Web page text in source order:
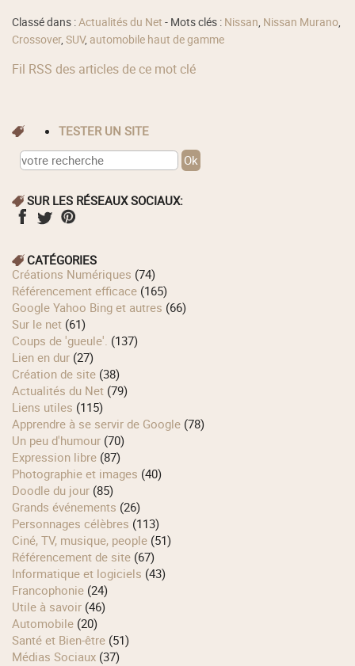
Classé dans :Actualités du Net - Mots clés : Nissan, Nissan Murano,
Crossover,SUV, automobile haut de gamme
Fil RSS des articles de ce mot clé
TESTER UN SITE
SUR LES RÉSEAUX SOCIAUX:
CATÉGORIES
Créations Numériques (74)
Référencement efficace (165)
Google Yahoo Bing et autres (66)
Sur le net (61)
Coups de 'gueule'. (137)
Lien en dur (27)
Création de site (38)
Actualités du Net (79)
Liens utiles (115)
Apprendre à se servir de Google (78)
Un peu d'humour (70)
Expression libre (87)
Photographie et images (40)
Doodle du jour (85)
Grands événements (26)
Personnages célèbres (113)
Ciné, TV, musique, people (51)
Référencement de site (67)
Informatique et logiciels (43)
Francophonie (24)
Utile à savoir (46)
Automobile (20)
Santé et Bien-être (51)
Médias Sociaux (37)